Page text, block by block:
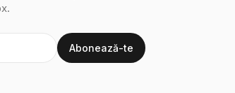
Abonează-te